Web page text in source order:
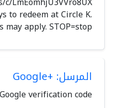
to redeem at Circle K.
may apply. STOP=stop
المرسل: +Google
verification code.